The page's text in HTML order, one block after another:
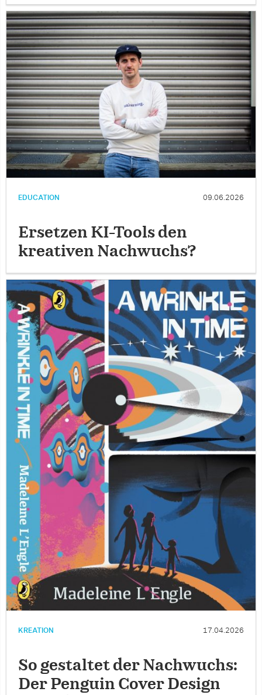
EDUCATION 09.06.2026
Ersetzen KI-Tools den
kreativen Nachwuchs?
KREATION 17.04.2026
So gestaltet der Nachwuchs:
Der Penguin Cover Design